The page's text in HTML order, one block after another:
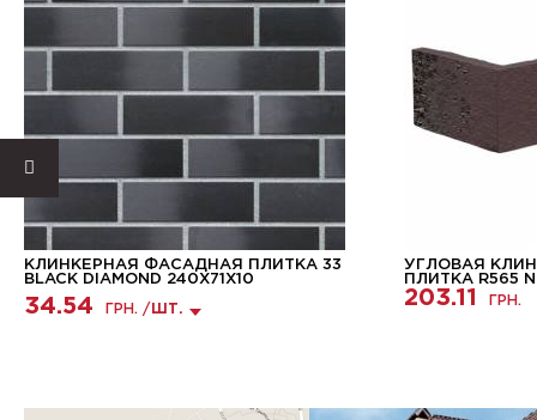
КЛИНКЕРНАЯ ФАСАДНАЯ ПЛИТКА 33
BLACK DIAMOND 240X71X10
34.54 ГРН. / ШТ.
УГЛОВАЯ
ПЛИТКА R565
203.11 ГРН.